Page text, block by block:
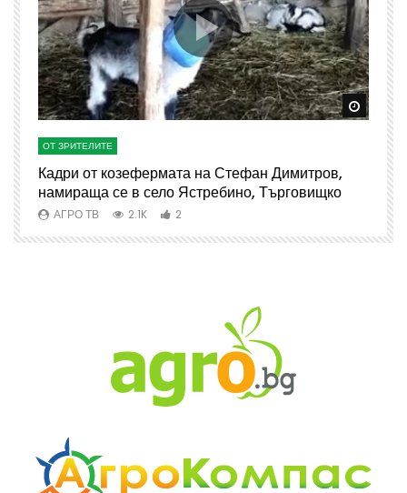
Watch Later Watch
ОТ ЗРИТЕЛИТЕ
Кадри от козефермата на Стефан Димитров,
намираща се в село Ястребино, Търговищко
АГРО ТВ 2.1K 2